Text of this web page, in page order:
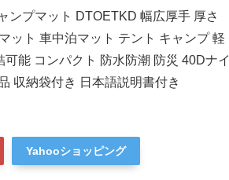
ンプマット DTOETKD 幅広厚手 厚さ
ット 車中泊マット テント キャンプ 軽
能 コンパクト 防水防潮 防災 40Dナイ
収納袋付き 日本語説明書付き
Yahooショッピング